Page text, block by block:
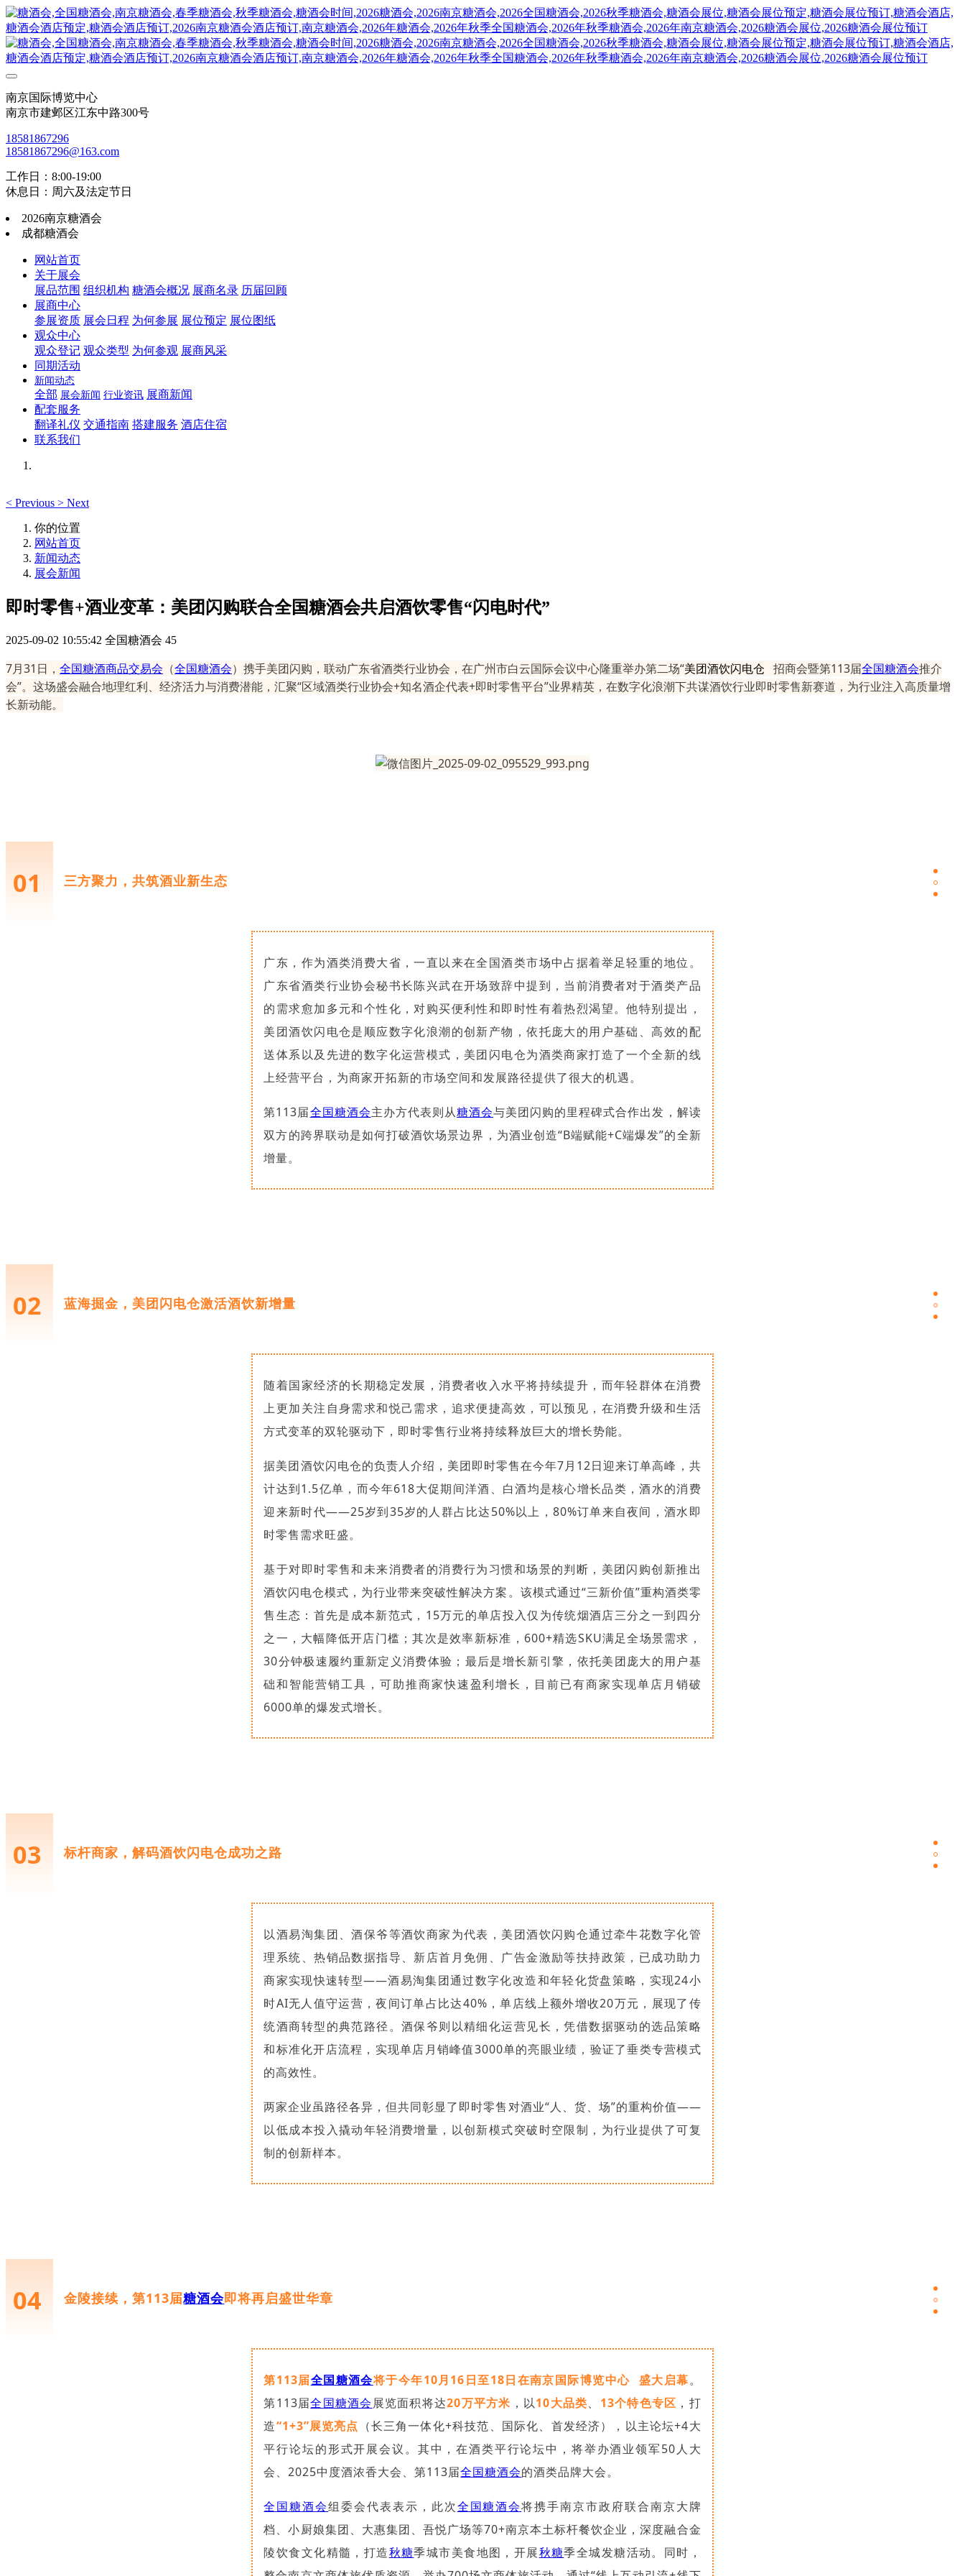
南京国际博览中心
南京市建邺区江东中路300号
18581867296
18581867296@163.com
工作日：8:00-19:00
休息日：周六及法定节日
2026南京糖酒会
成都糖酒会
网站首页
关于展会
展品范围 组织机构 糖酒会概况 展商名录 历届回顾
展商中心
参展资质 展会日程 为何参展 展位预定 展位图纸
观众中心
观众登记 观众类型 为何参观 展商风采
同期活动
新闻动态
全部 展会新闻 行业资讯 展商新闻
配套服务
翻译礼仪 交通指南 搭建服务 酒店住宿
联系我们
< Previous > Next
你的位置
网站首页
新闻动态
展会新闻
即时零售+酒业变革：美团闪购联合全国糖酒会共启酒饮零售“闪电时代”
2025-09-02 10:55:42 全国糖酒会 45
7月31日， 全国糖酒商品交易会 （全国糖酒会）携手美团闪购，联动广东省酒类行业协会，在广州市白云国际会议中心隆重举办第二场“美团酒饮闪电仓 招商会暨第113届全国糖酒会推介
会”。这场盛会融合地理红利、经济活力与消费潜能，汇聚“区域酒类行业协会+知名酒企代表+即时零售平台”业界精英，在数字化浪潮下共谋酒饮行业即时零售新赛道，为行业注入高质量增
长新动能。
01 三方聚力，共筑酒业新生态
广东，作为酒类消费大省，一直以来在全国酒类市场中占据着举足轻重的地位。
广东省酒类行业协会秘书长陈兴武在开场致辞中提到，当前消费者对于酒类产品
的需求愈加多元和个性化，对购买便利性和即时性有着热烈渴望。他特别提出，
美团酒饮闪电仓是顺应数字化浪潮的创新产物，依托庞大的用户基础、高效的配
送体系以及先进的数字化运营模式，美团闪电仓为酒类商家打造了一个全新的线
上经营平台，为商家开拓新的市场空间和发展路径提供了很大的机遇。
第113届全国糖酒会主办方代表则从糖酒会与美团闪购的里程碑式合作出发，解读
双方的跨界联动是如何打破酒饮场景边界，为酒业创造“B端赋能+C端爆发”的全新
增量。
02 蓝海掘金，美团闪电仓激活酒饮新增量
随着国家经济的长期稳定发展，消费者收入水平将持续提升，而年轻群体在消费
上更加关注自身需求和悦己需求，追求便捷高效，可以预见，在消费升级和生活
方式变革的双轮驱动下，即时零售行业将持续释放巨大的增长势能。
据美团酒饮闪电仓的负责人介绍，美团即时零售在今年7月12日迎来订单高峰，共
计达到1.5亿单，而今年618大促期间洋酒、白酒均是核心增长品类，酒水的消费
迎来新时代——25岁到35岁的人群占比达50%以上，80%订单来自夜间，酒水即
时零售需求旺盛。
基于对即时零售和未来消费者的消费行为习惯和场景的判断，美团闪购创新推出
酒饮闪电仓模式，为行业带来突破性解决方案。该模式通过“三新价值”重构酒类零
售生态：首先是成本新范式，15万元的单店投入仅为传统烟酒店三分之一到四分
之一，大幅降低开店门槛；其次是效率新标准，600+精选SKU满足全场景需求，
30分钟极速履约重新定义消费体验；最后是增长新引擎，依托美团庞大的用户基
础和智能营销工具，可助推商家快速盈利增长，目前已有商家实现单店月销破
6000单的爆发式增长。
03 标杆商家，解码酒饮闪电仓成功之路
以酒易淘集团、酒保爷等酒饮商家为代表，美团酒饮闪购仓通过牵牛花数字化管
理系统、热销品数据指导、新店首月免佣、广告金激励等扶持政策，已成功助力
商家实现快速转型——酒易淘集团通过数字化改造和年轻化货盘策略，实现24小
时AI无人值守运营，夜间订单占比达40%，单店线上额外增收20万元，展现了传
统酒商转型的典范路径。酒保爷则以精细化运营见长，凭借数据驱动的选品策略
和标准化开店流程，实现单店月销峰值3000单的亮眼业绩，验证了垂类专营模式
的高效性。
两家企业虽路径各异，但共同彰显了即时零售对酒业“人、货、场”的重构价值——
以低成本投入撬动年轻消费增量，以创新模式突破时空限制，为行业提供了可复
制的创新样本。
04 金陵接续，第113届糖酒会即将再启盛世华章
第113届全国糖酒会将于今年10月16日至18日在南京国际博览中心 盛大启幕。
第113届全国糖酒会 展览面积将达20万平方米 ，以10大品类、 13个特色专区 ，打
造“1+3”展览亮点 （长三角一体化+科技范、国际化、首发经济），以主论坛+4大
平行论坛的形式开展会议。其中，在酒类平行论坛中，将举办酒业领军50人大
会、2025中度酒浓香大会、第113届全国糖酒会的酒类品牌大会。
全国糖酒会组委会代表表示，此次全国糖酒会将携手南京市政府联合南京大牌
档、小厨娘集团、大惠集团、吾悦广场等70+南京本土标杆餐饮企业，深度融合金
陵饮食文化精髓，打造秋糖季城市美食地图，开展秋糖季全城发糖活动。同时，